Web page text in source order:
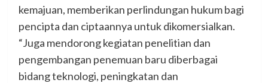
kemajuan, memberikan perlindungan hukum bagi
pencipta dan ciptaannya untuk dikomersialkan.
“Juga mendorong kegiatan penelitian dan
pengembangan penemuan baru diberbagai
bidang teknologi, peningkatan dan